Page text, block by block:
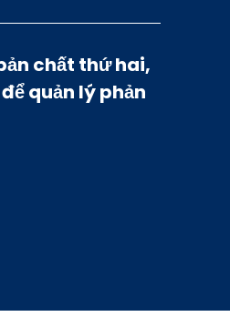
chất thứ hai,
quản lý phản